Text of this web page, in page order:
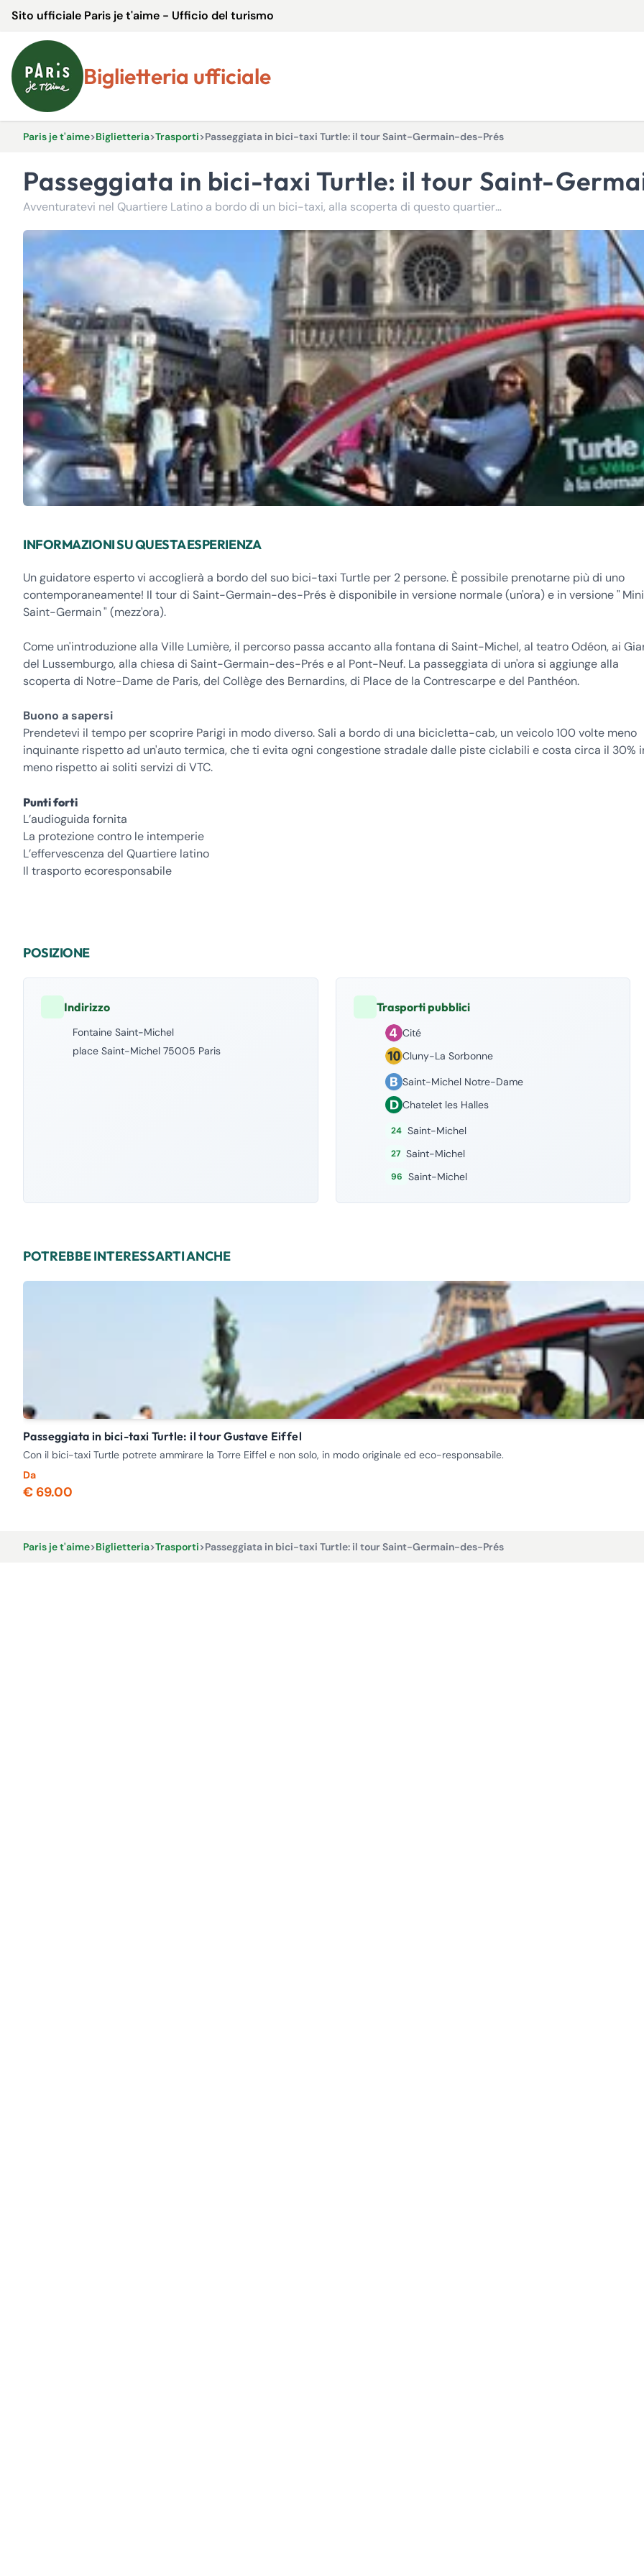
Sito ufficiale Paris je t'aime - Ufficio del turismo
Biglietteria ufficiale
Paris je t'aime>Biglietteria>Trasporti>Passeggiata in bici-taxi Turtle: il tour Saint-Germain-des-Prés
Passeggiata in bici-taxi Turtle: il tour Saint-
Avventuratevi nel Quartiere Latino a bordo di un bici-taxi, alla scoperta di questo quartiere dinamico e pittoresco della capitale!
INFORMAZIONI SU QUESTA ESPERIENZA
Un guidatore esperto vi accoglierà a bordo del suo bici-taxi Turtle per 2 persone. È possibile prenotarne più di uno
contemporaneamente! Il tour di Saint-Germain-des-Prés è disponibile in versione normale (un'ora) e in versione " Mini
Saint-Germain " (mezz'ora).
Come un'introduzione alla Ville Lumière, il percorso passa accanto alla fontana di Saint-Michel, al teatro Odéon, ai
del Lussemburgo, alla chiesa di Saint-Germain-des-Prés e al Pont-Neuf. La passeggiata di un'ora si aggiunge alla
scoperta di Notre-Dame de Paris, del Collège des Bernardins, di Place de la Contrescarpe e del Panthéon.
Buono a sapersi
Prendetevi il tempo per scoprire Parigi in modo diverso. Sali a bordo di una bicicletta-cab, un veicolo 100 volte meno
inquinante rispetto ad un'auto termica, che ti evita ogni congestione stradale dalle piste ciclabili e costa circa il 30%
meno rispetto ai soliti servizi di VTC.
Punti forti
L’audioguida fornita
La protezione contro le intemperie
L’effervescenza del Quartiere latino
Il trasporto ecoresponsabile
POSIZIONE
Indirizzo
Fontaine Saint-Michel
place Saint-Michel 75005 Paris
Trasporti pubblici
Cité
Cluny-La Sorbonne
Saint-Michel Notre-Dame
Chatelet les Halles
24 Saint-Michel
27 Saint-Michel
96 Saint-Michel
POTREBBE INTERESSARTI ANCHE
Passeggiata in bici-taxi Turtle: il tour Gustave Eiffel
Con il bici-taxi Turtle potrete ammirare la Torre Eiffel e non solo, in modo originale ed eco-responsabile.
Da
€ 69.00
Paris je t'aime>Biglietteria>Trasporti>Passeggiata in bici-taxi Turtle: il tour Saint-Germain-des-Prés